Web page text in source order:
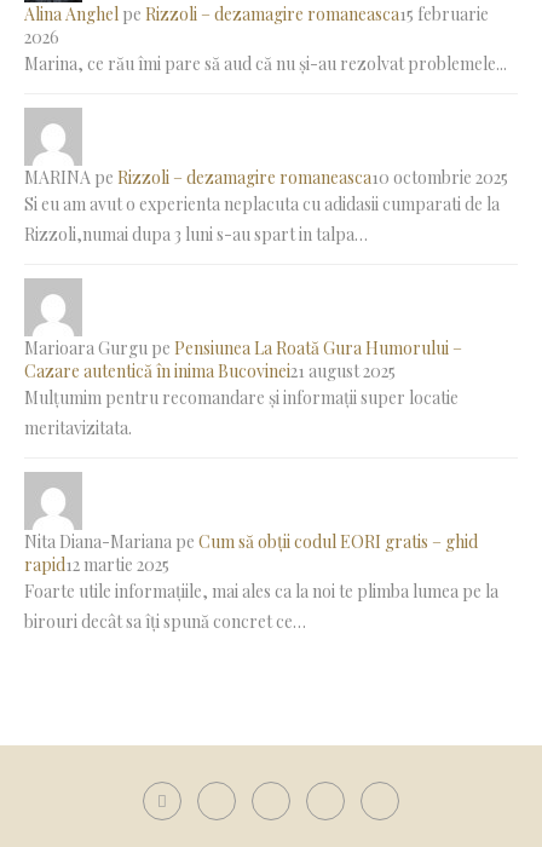
Alina Anghel pe Rizzoli – dezamagire romaneasca15 februarie
2026
Marina, ce rău îmi pare să aud că nu și-au rezolvat problemele...
MARINA pe Rizzoli – dezamagire romaneasca10 octombrie 2025
Si eu am avut o experienta neplacuta cu adidasii cumparati de la
Rizzoli,numai dupa 3 luni s-au spart in talpa…
Marioara Gurgu pe Pensiunea La Roată Gura Humorului –
Cazare autentică în inima Bucovinei21 august 2025
Mulțumim pentru recomandare și informații super locatie
meritavizitata.
Nita Diana-Mariana pe Cum să obții codul EORI gratis – ghid
rapid12 martie 2025
Foarte utile informațiile, mai ales ca la noi te plimba lumea pe la
birouri decât sa îți spună concret ce…